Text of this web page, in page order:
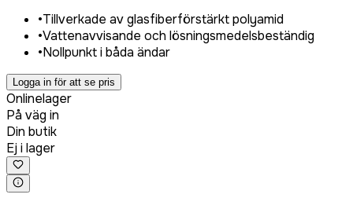
•Tillverkade av glasfiberförstärkt polyamid
•Vattenavvisande och lösningsmedelsbeständig
•Nollpunkt i båda ändar
Logga in för att se pris
Onlinelager
På väg in
Din butik
Ej i lager